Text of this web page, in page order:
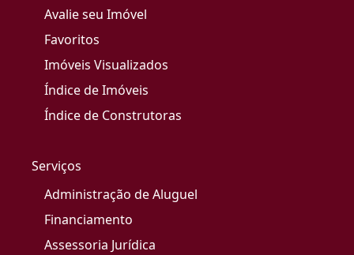
Avalie seu Imóvel
Favoritos
Imóveis Visualizados
Índice de Imóveis
Índice de Construtoras
Serviços
Administração de Aluguel
Financiamento
Assessoria Jurídica